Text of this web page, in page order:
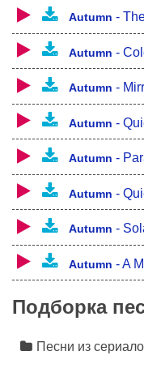
Autumn -
Autumn -
Autumn -
Autumn -
Autumn -
Autumn -
Autumn -
Autumn -A
Подборка
Песни из